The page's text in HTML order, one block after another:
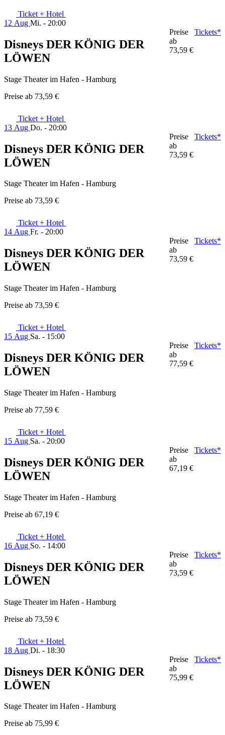
Ticket + Hotel
12 Aug Mi. - 20:00
Disneys DER KÖNIG DER
LÖWEN
Stage Theater im Hafen - Hamburg
Preise ab 73,59 €
Preise
ab
73,59 €
Tickets*
Ticket + Hotel
13 Aug Do. - 20:00
Disneys DER KÖNIG DER
LÖWEN
Stage Theater im Hafen - Hamburg
Preise ab 73,59 €
Preise
ab
73,59 €
Tickets*
Ticket + Hotel
14 Aug Fr. - 20:00
Disneys DER KÖNIG DER
LÖWEN
Stage Theater im Hafen - Hamburg
Preise ab 73,59 €
Preise
ab
73,59 €
Tickets*
Ticket + Hotel
15 Aug Sa. - 15:00
Disneys DER KÖNIG DER
LÖWEN
Stage Theater im Hafen - Hamburg
Preise ab 77,59 €
Preise
ab
77,59 €
Tickets*
Ticket + Hotel
15 Aug Sa. - 20:00
Disneys DER KÖNIG DER
LÖWEN
Stage Theater im Hafen - Hamburg
Preise ab 67,19 €
Preise
ab
67,19 €
Tickets*
Ticket + Hotel
16 Aug So. - 14:00
Disneys DER KÖNIG DER
LÖWEN
Stage Theater im Hafen - Hamburg
Preise ab 73,59 €
Preise
ab
73,59 €
Tickets*
Ticket + Hotel
18 Aug Di. - 18:30
Disneys DER KÖNIG DER
LÖWEN
Stage Theater im Hafen - Hamburg
Preise ab 75,99 €
Preise
ab
75,99 €
Tickets*